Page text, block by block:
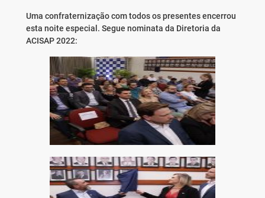
Uma confraternização com todos os presentes encerrou
esta noite especial. Segue nominata da Diretoria da
ACISAP 2022: